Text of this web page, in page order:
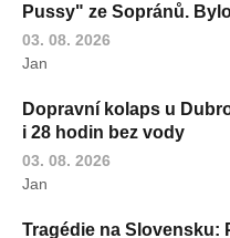
Pussy" ze Sopránů.
03. 08. 2026
Jan
Dopravní kolaps u
i 28 hodin bez vody
03. 08. 2026
Jan
Tragédie na Slovensku: